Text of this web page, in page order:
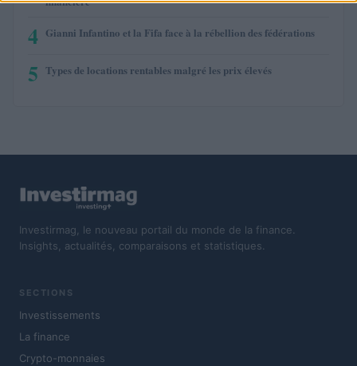
4 Gianni Infantino et la Fifa face à la rébellion des fédérations
5 Types de locations rentables malgré les prix élevés
Investirmag, le nouveau portail du monde de la finance.
Insights, actualités, comparaisons et statistiques.
SECTIONS
Investissements
La finance
Crypto-monnaies